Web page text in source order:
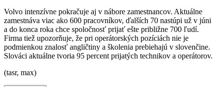
Volvo intenzívne pokračuje aj v nábore zamestnancov. Aktuálne
zamestnáva viac ako 600 pracovníkov, ďalších 70 nastúpi už v júni
a do konca roka chce spoločnosť prijať ešte približne 700 ľudí.
Firma tiež upozorňuje, že pri operátorských pozíciách nie je
podmienkou znalosť angličtiny a školenia prebiehajú v slovenčine.
Slováci aktuálne tvoria 95 percent prijatých technikov a operátorov.
(tasr, max)